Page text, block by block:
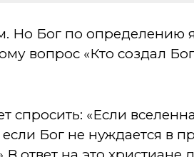
Но Бог по определению
вопрос «Кто создал
«Если
Бог не нуждается в